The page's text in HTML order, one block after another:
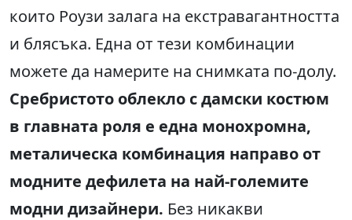
които Роузи залага на екстравагантността
и блясъка. Една от тези комбинации
можете да намерите на снимката по-долу.
Сребристото облекло с дамски костюм
в главната роля е една монохромна,
металическа комбинация направо от
модните дефилета на най-големите
модни дизайнери. Без никакви